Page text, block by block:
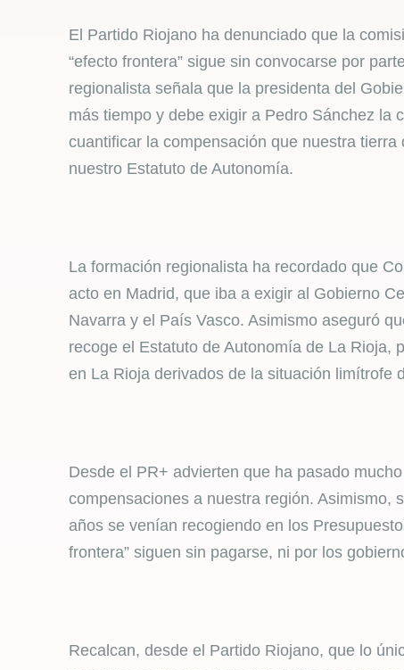
El Partido Riojano ha denunciado que la
“efecto frontera” sigue sin convocarse por
regionalista señala que la presidenta del
más tiempo y debe exigir a Pedro Sánchez la
cuantificar la compensación que nuestra
nuestro Estatuto de Autonomía.
La formación regionalista ha recordado que
acto en Madrid, que iba a exigir al Gobierno
Navarra y el País Vasco. Asimismo aseguró
recoge el Estatuto de Autonomía de La Rioja,
en La Rioja derivados de la situación limítrofe
Desde el PR+ advierten que ha pasado
compensaciones a nuestra región. Asimismo,
años se venían recogiendo en los
frontera” siguen sin pagarse, ni por los
Recalcan, desde el Partido Riojano, que lo